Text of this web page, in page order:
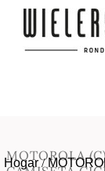
MOTOROLA
Hogar/